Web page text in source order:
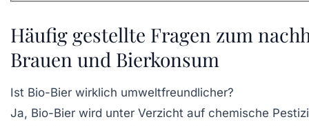
Häufig gestellte Fragen zum
Brauen und Bierkonsum
Ist Bio-Bier wirklich umweltfreundlicher?
Ja, Bio-Bier wird unter Verzicht auf chemische